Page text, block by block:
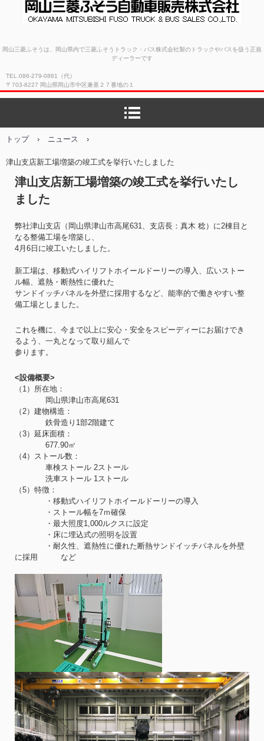
岡山三菱ふそう自動車販売
岡山三菱ふそうは、岡山県内で三菱ふそうトラック・バス株式会社製のトラックやバスを扱う正規
ディーラーです
TEL.086-279-0881（代）
〒703-8227 岡山県岡山市中区兼基２７番地の１
トップ › ニュース ›
津山支店新工場増築の竣工式を挙行いたしました
津山支店新工場増築の竣工式を挙行いたし
ました
弊社津山支店（岡山県津山市高尾631、支店長：真木 稔）に2棟目と
なる整備工場を増築し、
4月6日に竣工いたしました。
新工場は、移動式ハイリフトホイールドーリーの導入、広いストー
ル幅、遮熱・断熱性に優れた
サンドイッチパネルを外壁に採用するなど、能率的で働きやすい整
備工場としました。
これを機に、今まで以上に安心・安全をスピーディーにお届けでき
るよう、一丸となって取り組んで
参ります。
<設備概要>
（1）所在地：
岡山県津山市高尾631
（2）建物構造：
鉄骨造り1部2階建て
（3）延床面積：
677.90㎡
（4）ストール数：
車検ストール 2ストール
洗車ストール 1ストール
（5）特徴：
・移動式ハイリフトホイールドーリーの導入
・ストール幅を7ｍ確保
・最大照度1,000ルクスに設定
・床に埋込式の照明を設置
・耐久性、遮熱性に優れた断熱サンドイッチパネルを外壁
に採用 など